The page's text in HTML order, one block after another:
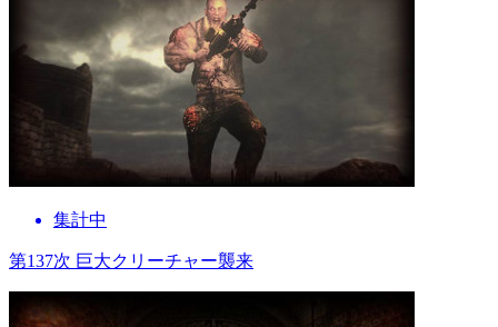
集計中
第137次 巨大クリーチャー襲来